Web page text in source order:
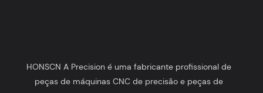
HONSCN A Precision é uma fabricante profissional de
peças de máquinas CNC de precisão e peças de